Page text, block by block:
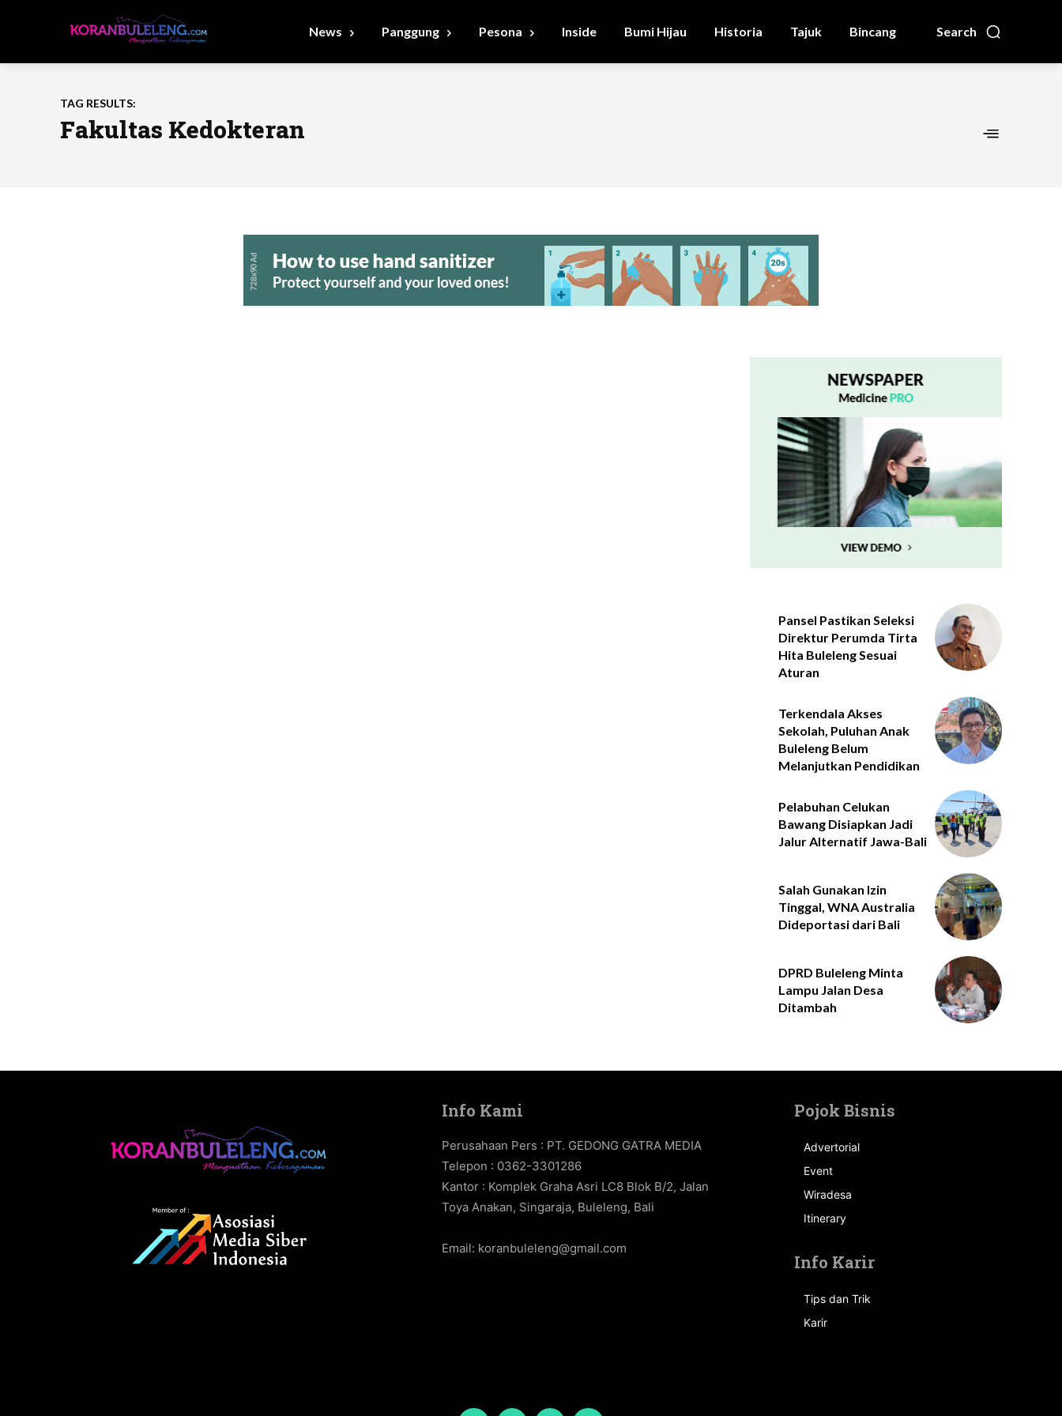
Search
News Panggung Pesona Inside Bumi Hijau Historia Tajuk Bincang
TAG RESULTS:
Fakultas Kedokteran
Pansel Pastikan Seleksi
Direktur Perumda Tirta
Hita Buleleng Sesuai
Aturan
Terkendala Akses
Sekolah, Puluhan Anak
Buleleng Belum
Melanjutkan Pendidikan
Pelabuhan Celukan
Bawang Disiapkan Jadi
Jalur Alternatif Jawa-Bali
Salah Gunakan Izin
Tinggal, WNA Australia
Dideportasi dari Bali
DPRD Buleleng Minta
Lampu Jalan Desa
Ditambah
Info Kami
Perusahaan Pers : PT. GEDONG GATRA MEDIA
Telepon : 0362-3301286
Kantor : Komplek Graha Asri LC8 Blok B/2, Jalan
Toya Anakan, Singaraja, Buleleng, Bali
Email: koranbuleleng@gmail.com
Pojok Bisnis
Advertorial
Event
Wiradesa
Itinerary
Info Karir
Tips dan Trik
Karir